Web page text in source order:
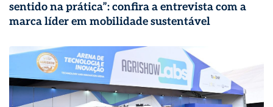
sentido na prática”: confira a entrevista com a
marca líder em mobilidade sustentável